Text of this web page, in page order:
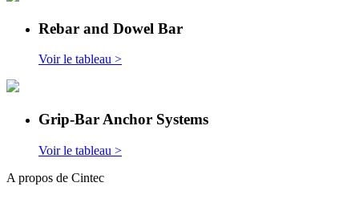
Rebar and Dowel Bar
Voir le tableau >
Grip-Bar Anchor Systems
Voir le tableau >
A propos de Cintec